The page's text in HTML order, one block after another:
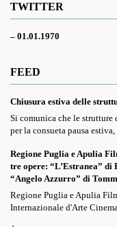
TWITTER
– 01.01.1970
FEED
Chiusura estiva delle
Si comunica che le
per la consueta pausa
Regione Puglia e Apulia
tre opere: “L’Estranea”
“Angelo Azzurro” di
Regione Puglia e Apulia
Internazionale d'Arte